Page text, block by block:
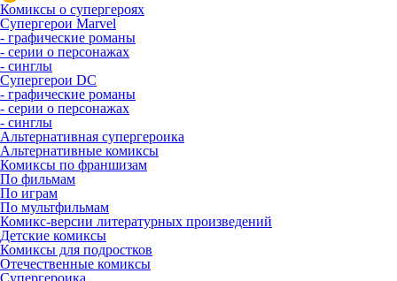
Комиксы о супергероях
Супергерои Marvel
- графические романы
- серии о персонажах
- синглы
Супергерои DC
- графические романы
- серии о персонажах
- синглы
Альтернативная супергероика
Альтернативные комиксы
Комиксы по франшизам
По фильмам
По играм
По мультфильмам
Комикс-версии литературных произведений
Детские комиксы
Комиксы для подростков
Отечественные комиксы
Супергероика